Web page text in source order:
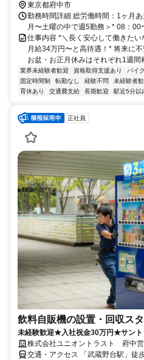
東京都府中市
勤務時間詳細 総労働時間：1ヶ月
月〜土曜の中で週5勤務＞* 08：00
仕事内容 *＼長く安心して働きた
月給34万円〜と高待遇！* 将来に
お盆・お正月休みはそれぞれ1週
業界未経験者歓迎 資格取得支援あり バイ
固定時間制
転勤なし 経験不問 未経験者
育休あり
交通費支給 長期歓迎 駅近5分以
正社員
飲料自販機の設置・回収ス
未経験歓迎★入社祝金30万円★サン
株式会社ユニオントラスト 府中
交通・アクセス 「武蔵野台駅」徒